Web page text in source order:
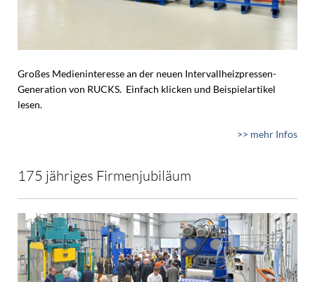
Großes Medieninteresse an der neuen Intervallheizpressen-
Generation von RUCKS. Einfach klicken und Beispielartikel
lesen.
>> mehr Infos
175 jähriges Firmenjubiläum